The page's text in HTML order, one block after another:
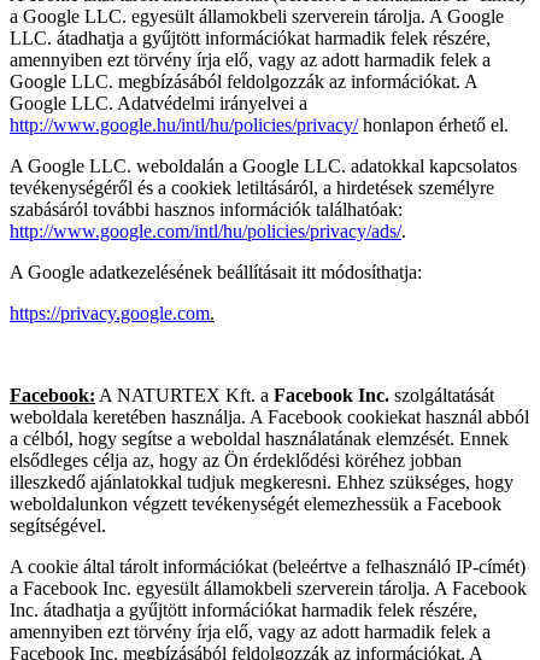
a Google LLC. egyesült államokbeli szerverein tárolja. A Google
LLC. átadhatja a gyűjtött információkat harmadik felek részére,
amennyiben ezt törvény írja elő, vagy az adott harmadik felek a
Google LLC. megbízásából feldolgozzák az információkat. A
Google LLC. Adatvédelmi irányelvei a
http://www.google.hu/intl/hu/policies/privacy/honlapon érhető el.
A Google LLC. weboldalán a Google LLC. adatokkal kapcsolatos
tevékenységéről és a cookiek letiltásáról, a hirdetések személyre
szabásáról további hasznos információk találhatóak:
http://www.google.com/intl/hu/policies/privacy/ads/.
A Google adatkezelésének beállításait itt módosíthatja:
https://privacy.google.com.
Facebook: A NATURTEX Kft. a Facebook Inc. szolgáltatását
weboldala keretében használja. A Facebook cookiekat használ abból
a célból, hogy segítse a weboldal használatának elemzését. Ennek
elsődleges célja az, hogy az Ön érdeklődési köréhez jobban
illeszkedő ajánlatokkal tudjuk megkeresni. Ehhez szükséges, hogy
weboldalunkon végzett tevékenységét elemezhessük a Facebook
segítségével.
A cookie által tárolt információkat (beleértve a felhasználó IP-címét)
a Facebook Inc. egyesült államokbeli szerverein tárolja. A Facebook
Inc. átadhatja a gyűjtött információkat harmadik felek részére,
amennyiben ezt törvény írja elő, vagy az adott harmadik felek a
Facebook Inc. megbízásából feldolgozzák az információkat. A